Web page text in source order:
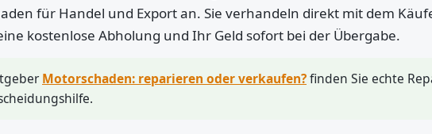
für Handel und Export an. Sie verhandeln direkt mit dem
kostenlose Abholung und Ihr Geld sofort bei der Übergabe.
Motorschaden: reparieren oder verkaufen?finden Sie echte